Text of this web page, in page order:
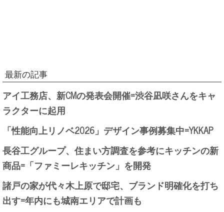
最新の記事
アイ工務店、新CMの発表会開催=渋谷凪咲さんをキャ
ラクターに起用
「性能向上リノベ2026」デザイン事例募集中=YKKAP
長谷工グループ、住まい方調査を参考にキッチンの新
商品=「ファミーレキッチン」を開発
諸戸の家が代々木上原で邸宅、ブランド明確化を打ち
出す=年内にも城南エリアで計画も